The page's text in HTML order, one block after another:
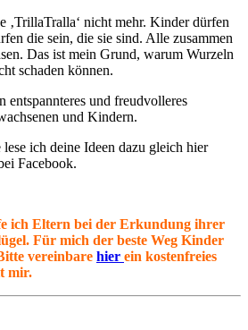
‚TrillaTralla‘ nicht mehr. Kinder dürfen
die sein, die sie sind. Alle zusammen
Das ist mein Grund, warum Wurzeln
schaden können.
entspannteres und freudvolleres
und Kindern.
ich deine Ideen dazu gleich hier
Facebook.
ich Eltern bei der Erkundung ihrer
Für mich der beste Weg Kinder
vereinbare hier ein kostenfreies
mir.